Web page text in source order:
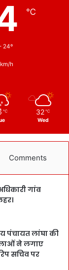
℃
24º
h
℃ 32 ℃
Wed
Comments
गांव
पंचायत लांघा की
ने लगाए
सचिव पर